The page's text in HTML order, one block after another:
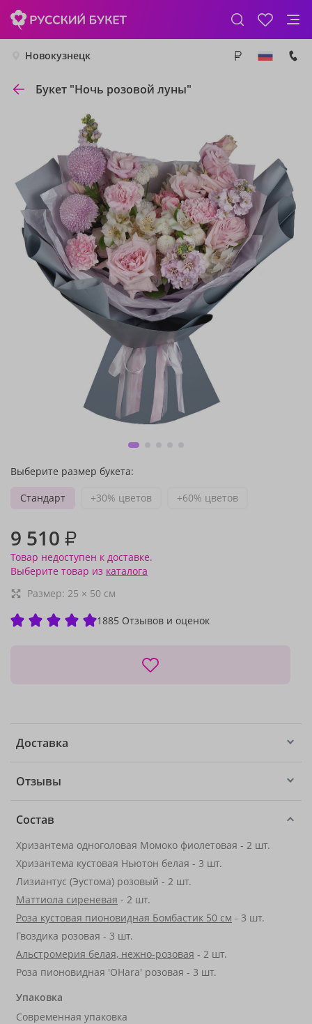
Новокузнецк
Букет "Ночь розовой луны"
Выберите размер букета:
Стандарт
+30% цветов +60% цветов
9 510 ₽
Товар недоступен к доставке.
Выберите товар из каталога
Размер: 25 × 50 см
1885 Отзывов и оценок
Доставка
Отзывы
Состав
Хризантема одноголовая Момоко фиолетовая - 2 шт.
Хризантема кустовая Ньютон белая - 3 шт.
Лизиантус (Эустома) розовый - 2 шт.
Маттиола сиреневая - 2 шт.
Роза кустовая пионовидная Бомбастик 50 см - 3 шт.
Гвоздика розовая - 3 шт.
Альстромерия белая, нежно-розовая - 2 шт.
Роза пионовидная 'OHara' розовая - 3 шт.
Упаковка
Современная упаковка